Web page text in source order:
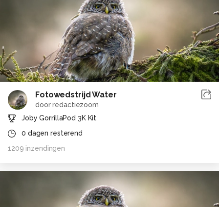
Fotowedstrijd Water
doorredactiezoom
Joby GorrillaPod 3K Kit
0 dagen resterend
1209 inzendingen